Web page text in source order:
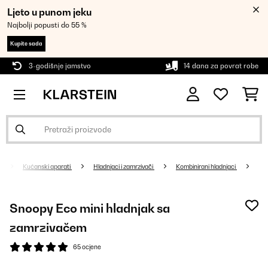
Ljeto u punom jeku
Najbolji popusti do 55 %
Kupite sada
3-godišnje jamstvo 14 dana za povrat robe
Kućanski aparati Hladnjaci i zamrzivači Kombinirani hladnjaci
Snoopy Eco mini hladnjak sa
zamrzivačem
65 ocjene